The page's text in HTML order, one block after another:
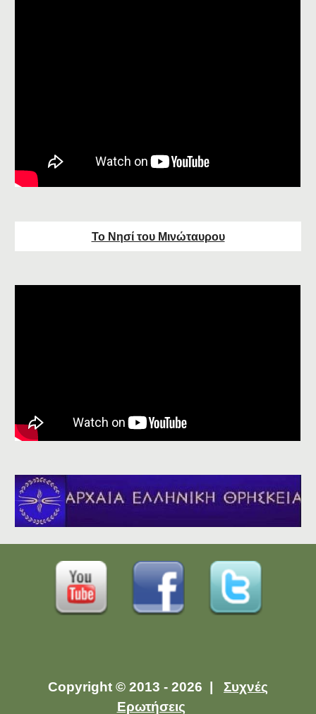
Το Νησί του Μινώταυρου
Copyright © 2013 - 2026 | Συχνές
Ερωτήσεις